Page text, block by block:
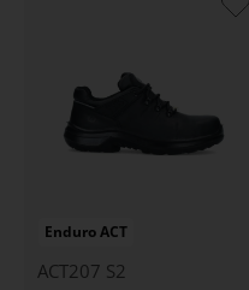
Enduro ACT
ACT207 S2